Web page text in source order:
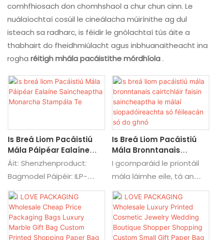
comhfhiosach don chomhshaol a chur chun cinn. Le
nuálaíochtaí cosúil le cineálacha múirínithe ag dul
isteach sa radharc, is féidir le gnólachtaí tús áite a
thabhairt do fheidhmiúlacht agus inbhuanaitheacht ina
rogha réitigh mhála pacáistithe mórdhíola .
Is Breá Liom Pacáistiú
Mála Páipéar Ealaíne
Saincheaptha Monarcha
Stampála Te
Áit: Shenzhenproduct:
Bagmodel Páipéir: ILP-
PB201Material: Páipéar
Páipéar brataithe:
BronzingCustom: Ábhar,
Méid, Saothar Ealaíne,
Is Breá Liom Pacáistiú
Mála Bronntanais
Cairtchláir Faisin
Saincheaptha Le Málaí
Siopadóireachta Só
Féileacán Só Do Ghnó
I gcomparáid le priontáil
mála láimhe eile, tá an
buntáiste is mó a
bhaineann le priontáil
mála tote páipéir sa
phróiseas priontála aibí. Ní